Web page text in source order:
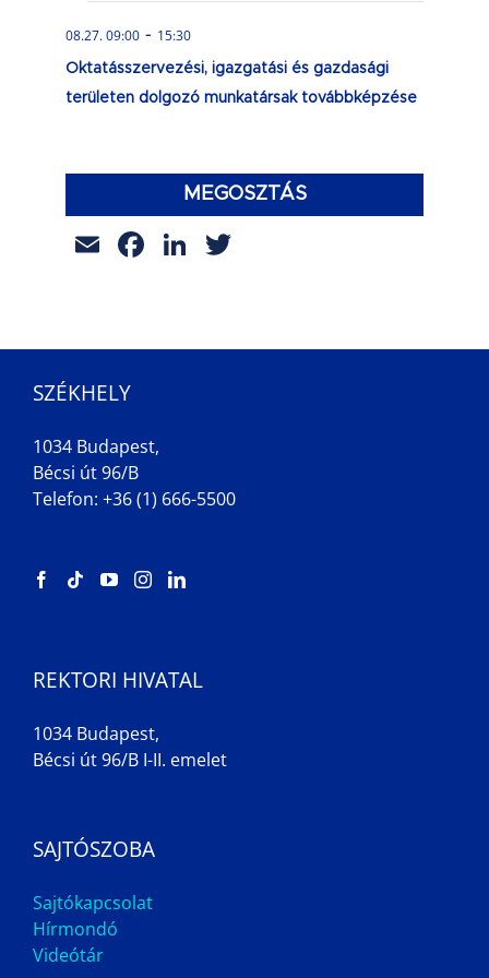
08.27. 09:00 - 15:30
Oktatásszervezési, igazgatási és gazdasági
területen dolgozó munkatársak továbbképzése
MEGOSZTÁS
EmailFacebook
LinkedIn
SZÉKHELY
1034 Budapest,
Bécsi út 96/B
Telefon: +36 (1) 666-5500
REKTORI HIVATAL
1034 Budapest,
Bécsi út 96/B I-II. emelet
SAJTÓSZOBA
Sajtókapcsolat
Hírmondó
Videótár